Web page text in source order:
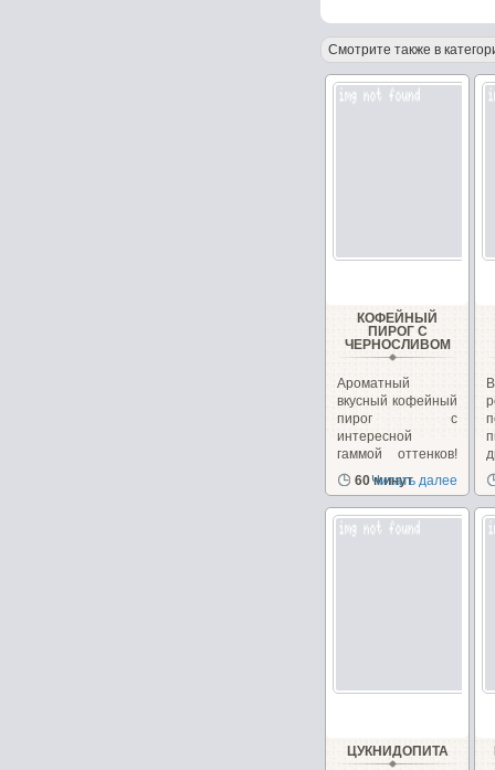
Смотрите также в
КОФЕЙНЫЙ
ПИРОГ С
ЧЕРНОСЛИВОМ
Ароматный
вкусный кофейный
пирог с
интересной
гаммой оттенков!
По вкусу мне...
60 минут
Читать далее
ЦУКНИДОПИТА